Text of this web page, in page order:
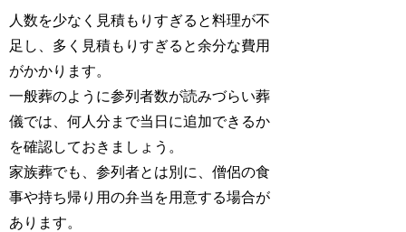
人数を少なく見積もりすぎると料理が不
足し、多く見積もりすぎると余分な費用
がかかります。
一般葬のように参列者数が読みづらい葬
儀では、何人分まで当日に追加できるか
を確認しておきましょう。
家族葬でも、参列者とは別に、僧侶の食
事や持ち帰り用の弁当を用意する場合が
あります。